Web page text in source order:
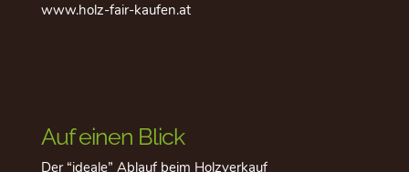
www.holz-fair-kaufen.at
Auf einen Blick
Der “ideale” Ablauf beim Holzverkauf